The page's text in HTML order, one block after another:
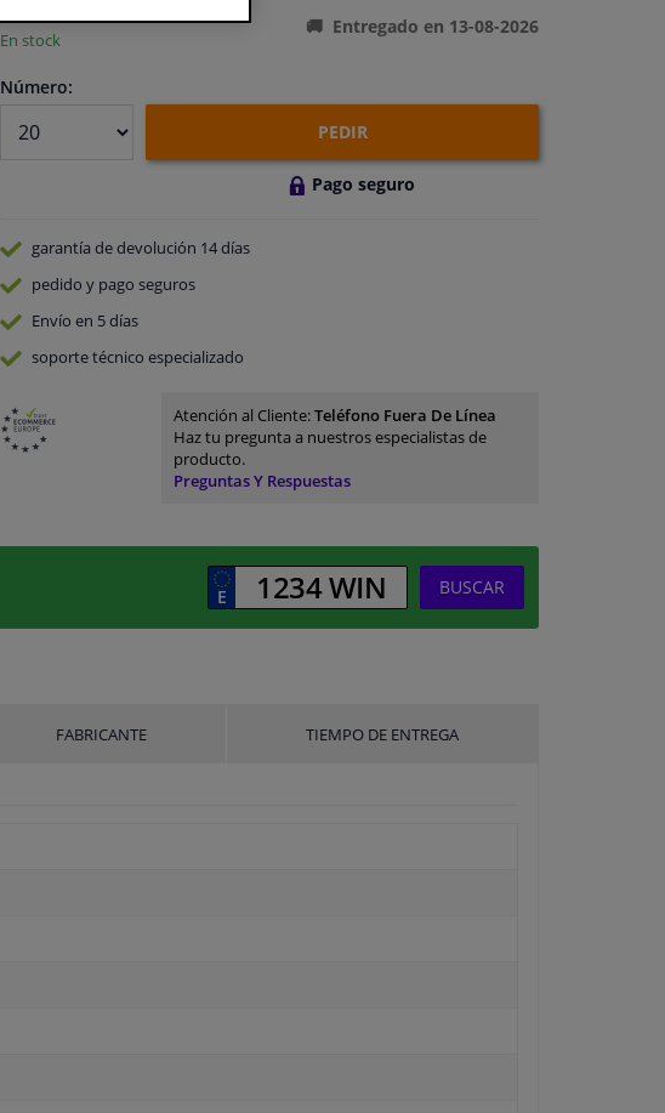
En stock
Entregado en 13-08-2026
Número:
PEDIR
Pago seguro
garantía de devolución 14 días
pedido y pago seguros
Envío en 5 días
soporte técnico especializado
Atención al Cliente:Teléfono Fuera De Línea
Haz tu pregunta a nuestros especialistas de
producto.
Preguntas Y Respuestas
BUSCAR
FABRICANTE TIEMPO DE ENTREGA